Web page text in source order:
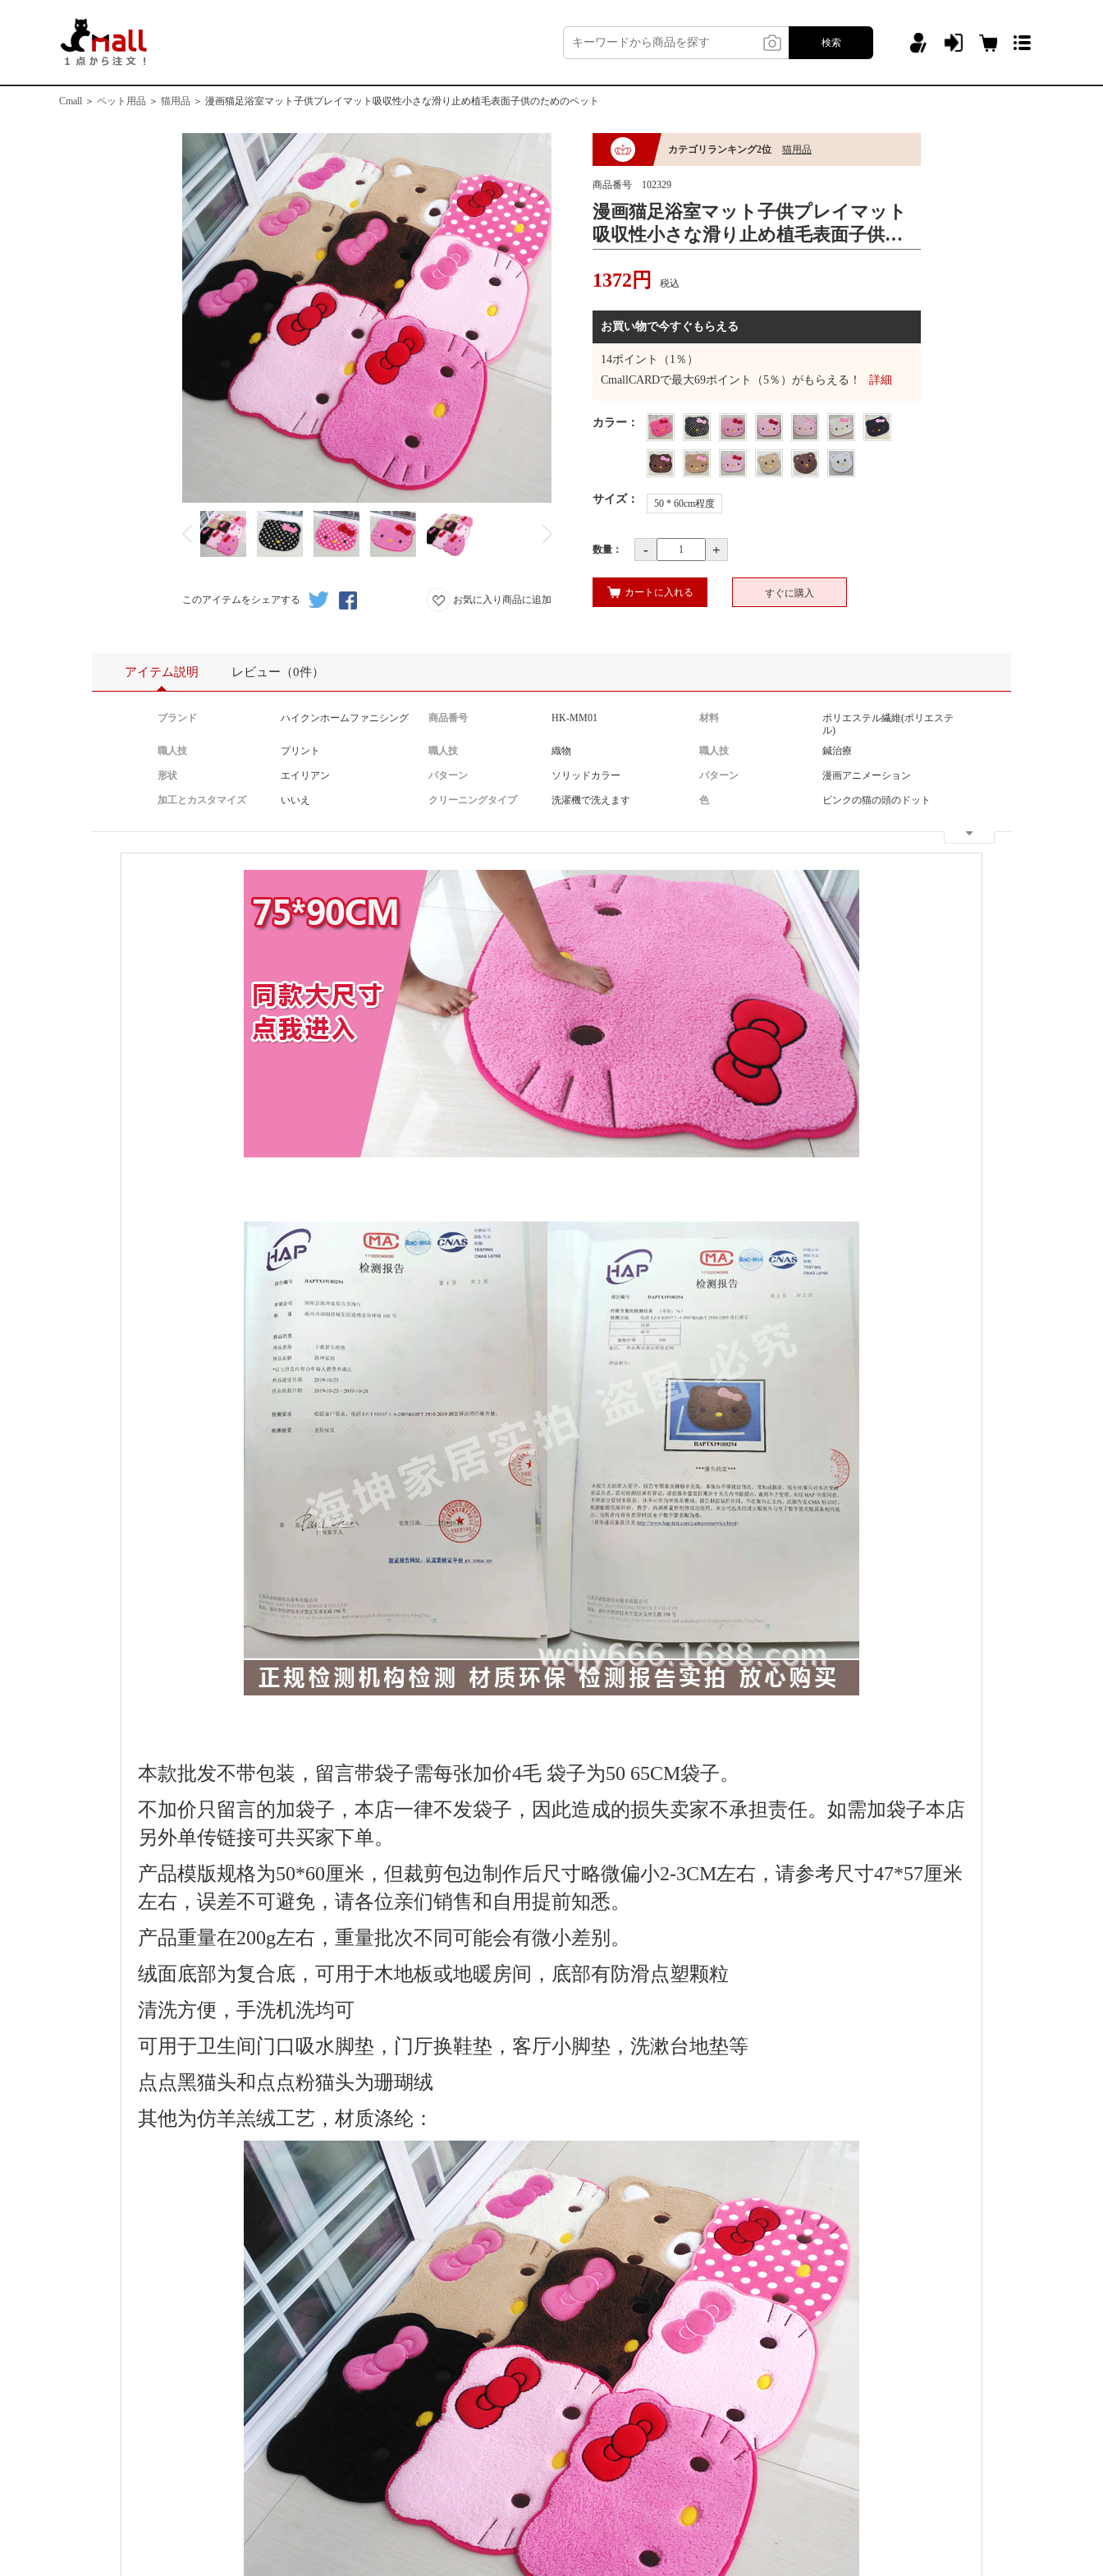
検索
Cmall ＞ ペット用品 ＞ 猫用品 ＞ 漫画猫足浴室マット子供プレイマット吸収性小さな滑り止め植毛表面子供のためのペット
このアイテムをシェアする お気に入り商品に追加
カテゴリランキング2位 猫用品
商品番号 102329
漫画猫足浴室マット子供プレイマット
吸収性小さな滑り止め植毛表面子供の
1372 円 税込
お買い物で今すぐもらえる
14ポイント（1％）
CmallCARDで最大69ポイント（5％）がもらえる！ 詳細
カラー ：
サイズ： 50 * 60cm程度
数量： - +
カートに入れる すぐに購入
アイテム説明 レビュー（0件）
ブランド ハイクンホームファニシング 商品番号 HK-MM01 材料
ポリエステル繊維(ポリエステ
ル)
職人技
プリント 職人技 織物 職人技 鍼治療
形状 エイリアン パターン ソリッドカラー パターン 漫画アニメーション
加工とカスタマイズ いいえ クリーニングタイプ 洗濯機で洗えます 色 ピンクの猫の頭のドット
本款批发不带包装，留言带袋子需每张加价4毛 袋子为50 65CM袋子。
不加价只留言的加袋子，本店一律不发袋子，因此造成的损失卖家不承担责任。如需加袋子本店
另外单传链接可共买家下单。
产品模版规格为50*60厘米，但裁剪包边制作后尺寸略微偏小2-3CM左右，请参考尺寸47*57厘米
左右，误差不可避免，请各位亲们销售和自用提前知悉。
产品重量在200g左右，重量批次不同可能会有微小差别。
绒面底部为复合底，可用于木地板或地暖房间，底部有防滑点塑颗粒
清洗方便，手洗机洗均可
可用于卫生间门口吸水脚垫，门厅换鞋垫，客厅小脚垫，洗漱台地垫等
点点黑猫头和点点粉猫头为珊瑚绒
其他为仿羊羔绒工艺，材质涤纶：